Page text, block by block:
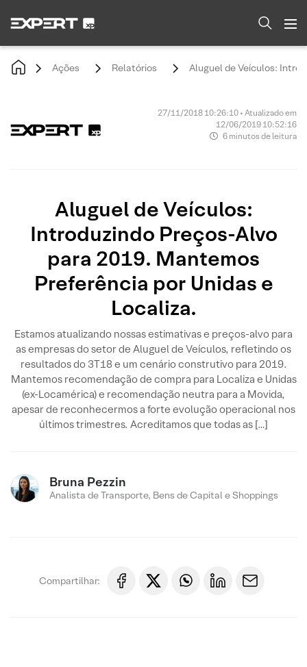
Ações Relatórios Aluguel de Veículos:
27/11/2018 10:26:10 • Atualizado em
12/06/2019 10:52:16
6 minutos de leitura
Aluguel de Veículos:
Introduzindo Preços-Alvo
para 2019. Mantemos
Preferência por Unidas e
Localiza.
Estamos atualizando nossas estimativas e preços-alvo para
as empresas do setor de Aluguel de Veículos, refletindo os
resultados do 3T18 e um cenário construtivo para 2019.
Mantemos recomendação de compra para Localiza e Unidas
(ex-Locamérica) e recomendação neutra para a Movida,
apesar de reconhecermos a forte evolução operacional nos
últimos trimestres. Acreditamos que todas as […]
Bruna Pezzin
Analista de Transporte, Bens de Capital e Shoppings
Compartilhar: